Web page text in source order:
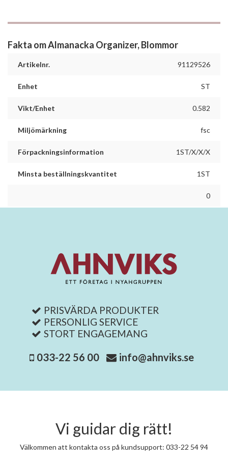
Fakta om Almanacka Organizer, Blommor
Artikelnr. 91129526
Enhet ST
Vikt/Enhet 0.582
Miljömärkning fsc
Förpackningsinformation 1ST/X/X/X
Minsta beställningskvantitet 1ST
0
PRISVÄRDA PRODUKTER
PERSONLIG SERVICE
STORT ENGAGEMANG
033-22 56 00 info@ahnviks.se
Vi guidar dig rätt!
Välkommen att kontakta oss på kundsupport: 033-22 54 94